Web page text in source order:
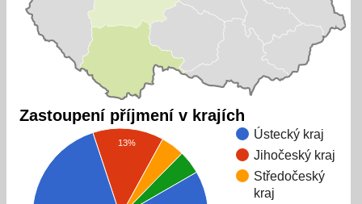
Zastoupení příjmení v krajích
Ústecký kraj
Jihočeský kraj
Středočeský
kraj
13%